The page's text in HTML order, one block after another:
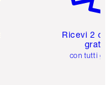
Ricevi 2
con tutti gli